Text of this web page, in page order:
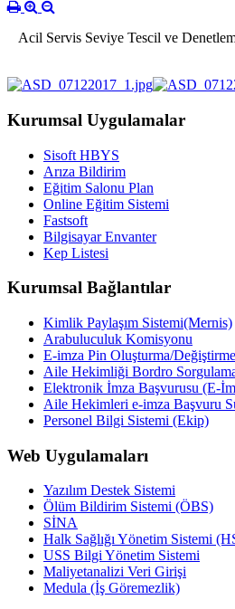
Acil Servis Seviye Tescil ve
Kurumsal Uygulamalar
Sisoft HBYS
Arıza Bildirim
Eğitim Salonu Plan
Online Eğitim Sistemi
Fastsoft
Bilgisayar Envanter
Kep Listesi
Kurumsal Bağlantılar
Kimlik Paylaşım Sistemi(Mernis)
Arabuluculuk Komisyonu
E-imza Pin Oluşturma/
Aile Hekimliği Bordro
Elektronik İmza Başvurusu (E-
Aile Hekimleri e-imza Başvuru
Personel Bilgi Sistemi (Ekip)
Web Uygulamaları
Yazılım Destek Sistemi
Ölüm Bildirim Sistemi (ÖBS)
SİNA
Halk Sağlığı Yönetim Sistemi
USS Bilgi Yönetim Sistemi
Maliyetanalizi Veri Girişi
Medula (İş Göremezlik)